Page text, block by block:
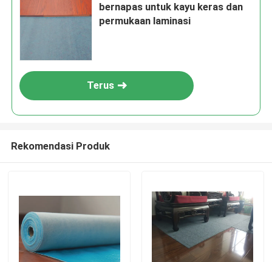
bernapas untuk kayu keras dan
permukaan laminasi
Terus
Rekomendasi Produk